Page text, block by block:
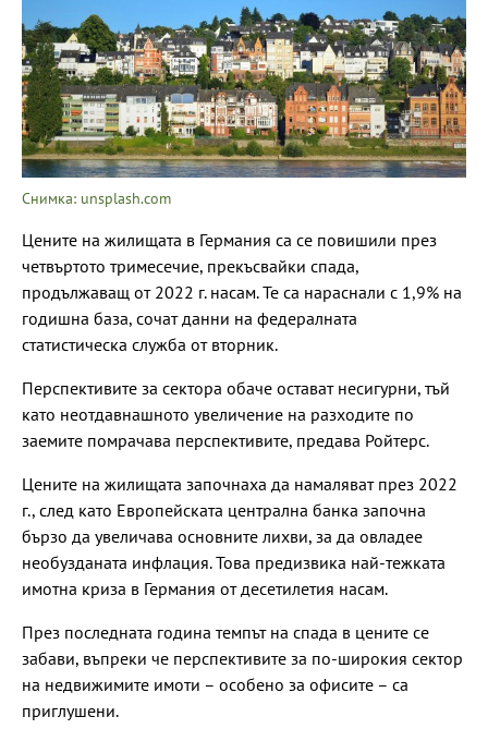
Снимка: unsplash.com
Цените на жилищата в Германия са се повишили през
четвъртото тримесечие, прекъсвайки спада,
продължаващ от 2022 г. насам. Те са нараснали с 1,9% на
годишна база, сочат данни на федералната
статистическа служба от вторник.
Перспективите за сектора обаче остават несигурни, тъй
като неотдавнашното увеличение на разходите по
заемите помрачава перспективите, предава Ройтерс.
Цените на жилищата започнаха да намаляват през 2022
г., след като Европейската централна банка започна
бързо да увеличава основните лихви, за да овладее
необузданата инфлация. Това предизвика най-тежката
имотна криза в Германия от десетилетия насам.
През последната година темпът на спада в цените се
забави, въпреки че перспективите за по-широкия сектор
на недвижимите имоти – особено за офисите – са
приглушени.